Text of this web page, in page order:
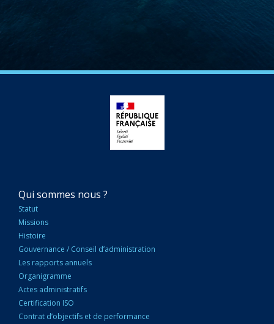
NAVIGATION
PRINCIPALE
Qui sommes nous ?
Statut
Missions
Histoire
Gouvernance / Conseil d’administration
Les rapports annuels
Organigramme
Actes administratifs
Certification ISO
Contrat d’objectifs et de performance